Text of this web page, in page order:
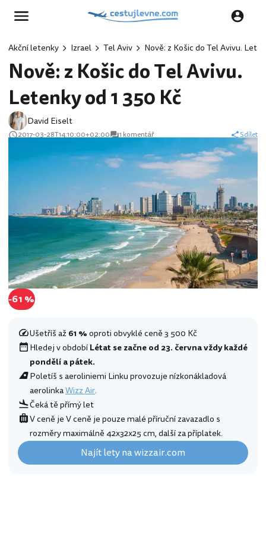
Akční letenky Izrael Tel Aviv Nově: z Košic do Tel Avivu.
Nově: z Košic do Tel Avivu.
Letenky od 1 350 Kč
David Eiselt
2017-03-28T14:10:00+02:00 1 komentář Sdílet
-61 %
Ušetříš až61 %oproti obvyklé ceně 3 500 Kč
Hledej v obdobíLétat se začne od 23. června vždy každé
pondělí a pátek.
Poletíš s aeroliniemi Linku provozuje nízkonákladová
aerolinkaWizz Air.
Čeká tě přímý let
V ceně je V ceně je pouze malé příruční zavazadlo s
rozměry maximálně 42x32x25 cm, další za příplatek.
Najít lety na wizzair.com